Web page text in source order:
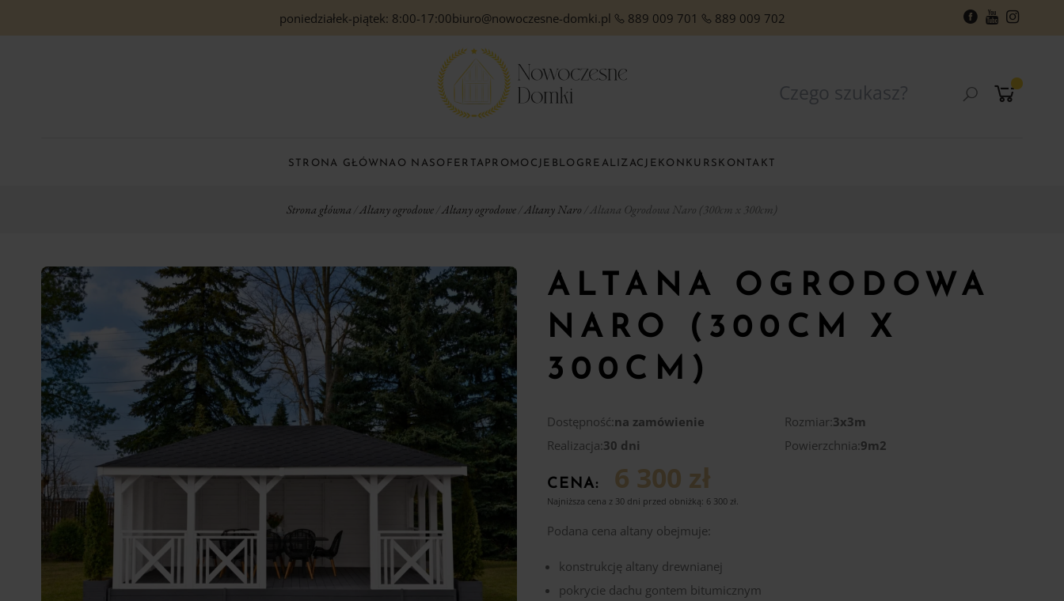
poniedziałek-piątek: 8:00-17:00biuro@nowoczesne-domki.pl 889 009 701 889 009 702
STRONA GŁÓWNA O NAS OFERTA PROMOCJE BLOG REALIZACJE KONKURS KONTAKT
Strona główna Altany ogrodowe Altany ogrodowe Altany Naro / Altana Ogrodowa Naro (300cm x 300cm)
ALTANA OGRODOWA
NARO (300CM X
300CM)
Dostępność:na zamówienie Rozmiar:3x3m
Realizacja:30 dni Powierzchnia:9m2
CENA: 6 300 zł
Najniższa cena z 30 dni przed obniżką: 6 300 zł
Podana cena altany obejmuje:
konstrukcję altany drewnianej
pokrycie dachu gontem bitumicznym